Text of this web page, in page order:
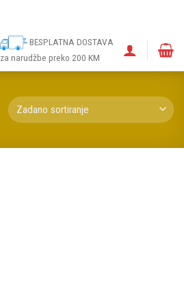
BESPLATNA DOSTAVA
za narudžbe preko 200 KM